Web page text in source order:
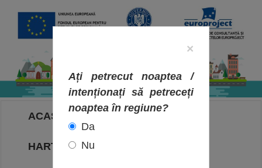
ACASA
HARTA OBIECTIVELOR
×
Ați petrecut noaptea /
intenționați să petreceți
noaptea în regiune?
Da
Nu